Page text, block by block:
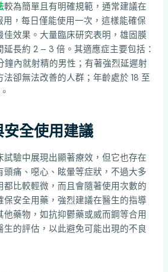
較為簡單且有明確規範，通常建議在
用，每日僅能使用一次，這樣能確保
佳效果。大量臨床研究表明，雄固膜
長約 2 – 3 倍。其適應症主要包括：
鐘內就射精的男性；有著強烈延遲射
卻無法改善的人群；年齡處於 18 至
全使用建議
試驗中展現出顯著療效，但它也存在
頭痛、噁心、眩暈等症狀，不過大多
都比較輕微，而且會隨著使用次數的
保安全用藥，強烈建議在醫生的指導
藥物，如抗抑鬱藥或威而鋼等合用
生的評估，以此避免可能出現的不良